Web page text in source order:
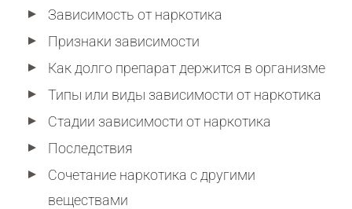
Зависимость от наркотика
Признаки зависимости
Как долго препарат держится в организме
Типы или виды зависимости от наркотика
Стадии зависимости от наркотика
Последствия
Сочетание наркотика с другими
веществами